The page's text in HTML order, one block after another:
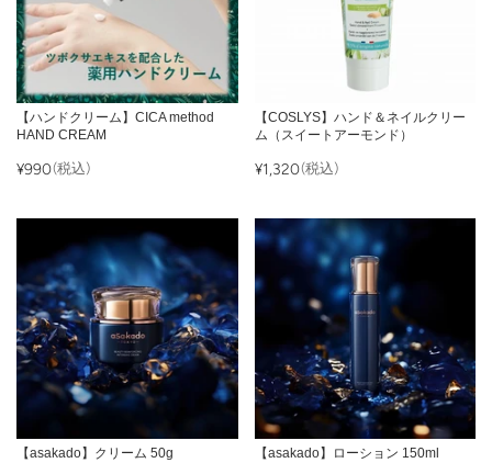
【ハンドクリーム】CICA method
HAND CREAM
¥990(税込)
【COSLYS】ハンド＆ネイルクリー
ム（スイートアーモンド）
¥1,320(税込)
【asakado】クリーム 50g 【asakado】ローション 150ml